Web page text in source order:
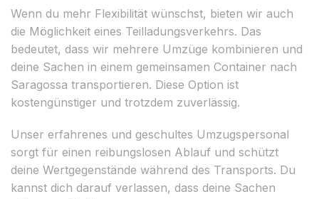
Wenn du mehr Flexibilität wünschst, bieten wir auch
die Möglichkeit eines Teilladungsverkehrs. Das
bedeutet, dass wir mehrere Umzüge kombinieren und
deine Sachen in einem gemeinsamen Container nach
Saragossa transportieren. Diese Option ist
kostengünstiger und trotzdem zuverlässig.
Unser erfahrenes und geschultes Umzugspersonal
sorgt für einen reibungslosen Ablauf und schützt
deine Wertgegenstände während des Transports. Du
kannst dich darauf verlassen, dass deine Sachen